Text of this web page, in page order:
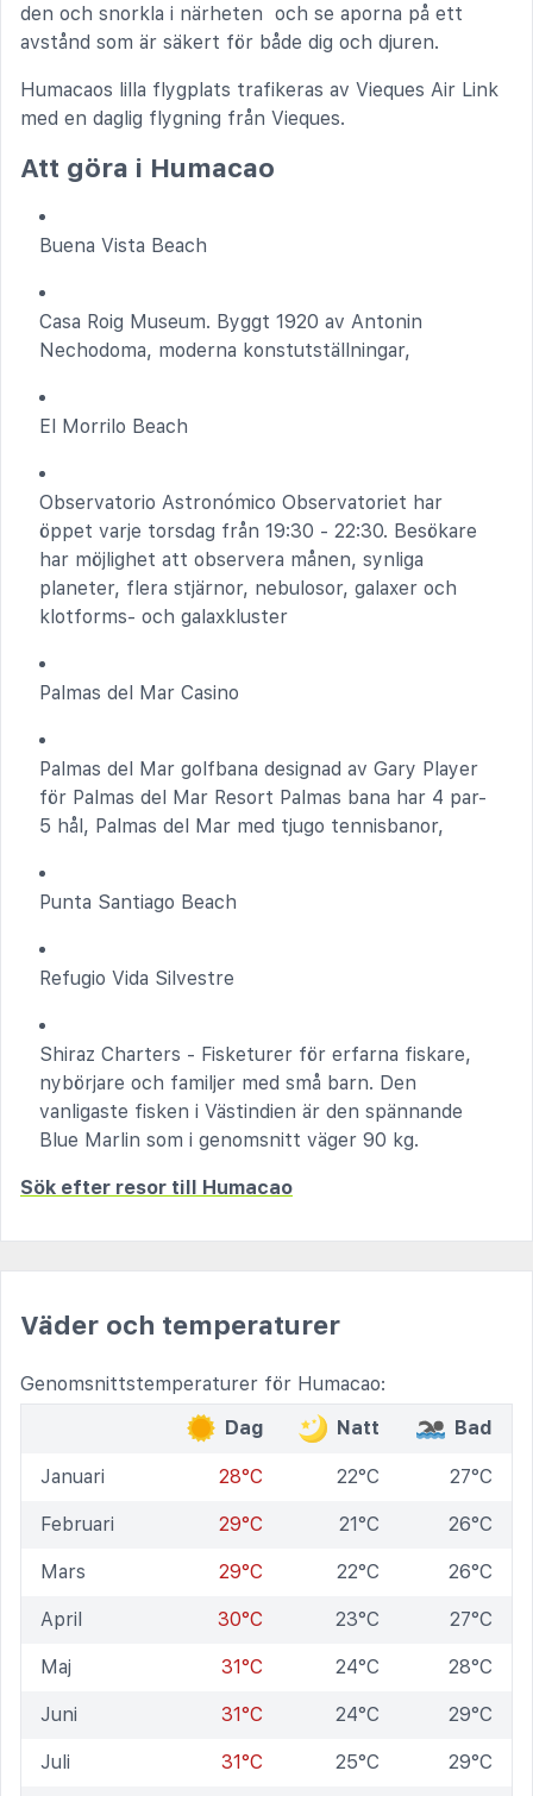
den och snorkla i närheten och se aporna på ett
avstånd som är säkert för både dig och djuren.
Humacaos lilla flygplats trafikeras av Vieques Air Link
med en daglig flygning från Vieques.
Att göra i Humacao
Buena Vista Beach
Casa Roig Museum. Byggt 1920 av Antonin
Nechodoma, moderna konstutställningar,
El Morrilo Beach
Observatorio Astronómico Observatoriet har
öppet varje torsdag från 19:30 - 22:30. Besökare
har möjlighet att observera månen, synliga
planeter, flera stjärnor, nebulosor, galaxer och
klotforms- och galaxkluster
Palmas del Mar Casino
Palmas del Mar golfbana designad av Gary Player
för Palmas del Mar Resort Palmas bana har 4 par-
5 hål, Palmas del Mar med tjugo tennisbanor,
Punta Santiago Beach
Refugio Vida Silvestre
Shiraz Charters - Fisketurer för erfarna fiskare,
nybörjare och familjer med små barn. Den
vanligaste fisken i Västindien är den spännande
Blue Marlin som i genomsnitt väger 90 kg.
Sök efter resor till Humacao
Väder och temperaturer
Genomsnittstemperaturer för Humacao:
Dag
Natt Bad
Januari 28°C 22°C 27°C
Februari 29°C 21°C 26°C
Mars 29°C 22°C 26°C
April 30°C 23°C 27°C
Maj 31°C 24°C 28°C
Juni 31°C 24°C 29°C
Juli 31°C 25°C 29°C